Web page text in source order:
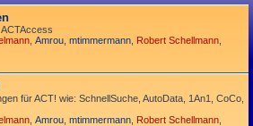
Amrou mtimmermann Robert Schellmann
für ACT! wie: SchnellSuche, AutoData, 1An1, CoCo,
Amrou mtimmermann Robert Schellmann